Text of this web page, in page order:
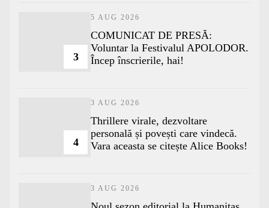
3
5 AUG 2026
COMUNICAT DE PRESĂ:
Voluntar la Festivalul APOLODOR.
Încep înscrierile, hai!
4
3 AUG 2026
Thrillere virale, dezvoltare
personală și povești care vindecă.
Vara aceasta se citește Alice Books!
3 AUG 2026